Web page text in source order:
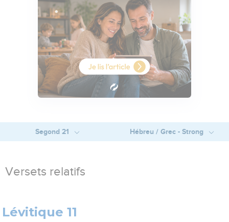
Segond 21 Hébreu / Grec - Strong
Versets relatifs
Lévitique 11